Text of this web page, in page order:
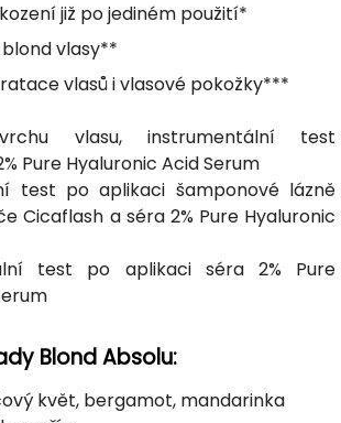
již po jediném použití*
blond vlasy**
vlasů i vlasové pokožky***
vlasu, instrumentální test
Pure Hyaluronic Acid Serum
test po aplikaci šamponové lázně
Cicaflash a séra 2% Pure Hyaluronic
test po aplikaci séra 2% Pure
Blond Absolu:
květ, bergamot, mandarinka